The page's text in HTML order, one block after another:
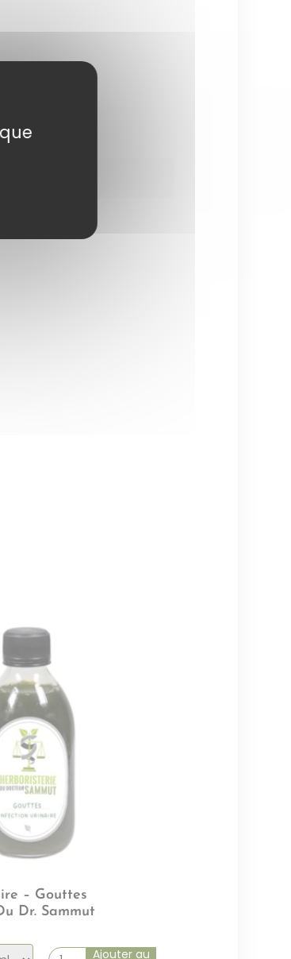
– Gouttes
Dr. Sammut
Ajouter au